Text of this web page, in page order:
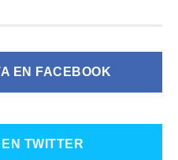
EN FACEBOOK
TWITTER